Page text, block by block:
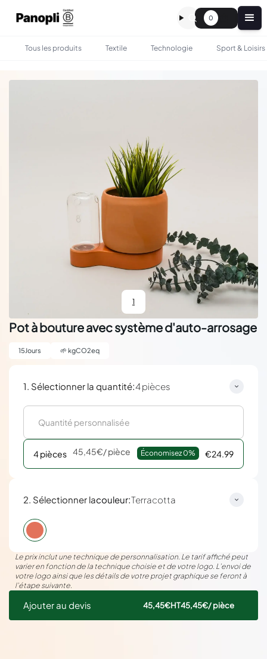
0
Tous les produits Textile Technologie Sport & Loisirs
1
Pot à bouture avec système d'auto-arrosage
15 Jours 🌱kgCO2eq
1. Sélectionner la quantité:4 pièces
4 pièces 45,45€/ pièce Économisez 0% €24.99
2. Sélectionner lacouleur:Terracotta
Le prix inclut une technique de personnalisation. Le tarif affiché peut
varier en fonction de la technique choisie et de votre logo. L’envoi de
votre logo ainsi que les détails de votre projet graphique se feront à
l’étape suivante.
Ajouter au devis 45,45€HT45,45€/ pièce